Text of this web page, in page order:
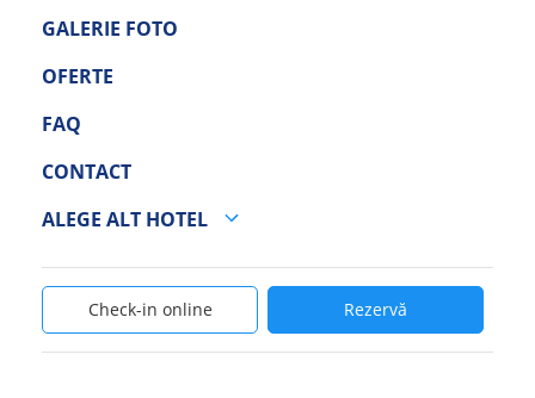
GALERIE FOTO
OFERTE
FAQ
CONTACT
ALEGE ALT HOTEL
Check-in online Rezervă